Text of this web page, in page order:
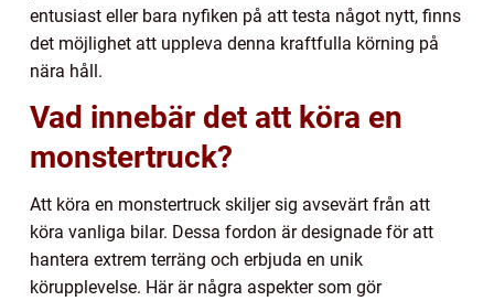
entusiast eller bara nyfiken på att testa något nytt, finns
det möjlighet att uppleva denna kraftfulla körning på
nära håll.
Vad innebär det att köra en
monstertruck?
Att köra en monstertruck skiljer sig avsevärt från att
köra vanliga bilar. Dessa fordon är designade för att
hantera extrem terräng och erbjuda en unik
körupplevelse. Här är några aspekter som gör